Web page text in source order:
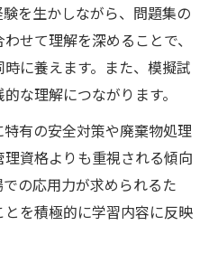
を生かしながら、問題集の
せて理解を深めることで、
に養えます。また、模擬試
な理解につながります。
有の安全対策や廃棄物処理
資格よりも重視される傾向
の応用力が求められるた
を積極的に学習内容に反映